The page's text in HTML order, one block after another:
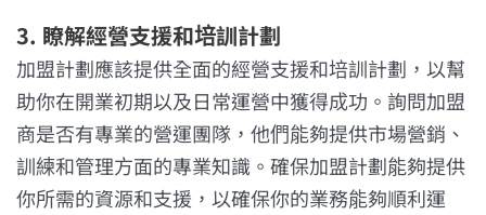
3. 瞭解經營支援和培訓計劃
加盟計劃應該提供全面的經營支援和培訓計劃，以幫
助你在開業初期以及日常運營中獲得成功。詢問加盟
商是否有專業的營運團隊，他們能夠提供市場營銷、
訓練和管理方面的專業知識。確保加盟計劃能夠提供
你所需的資源和支援，以確保你的業務能夠順利運